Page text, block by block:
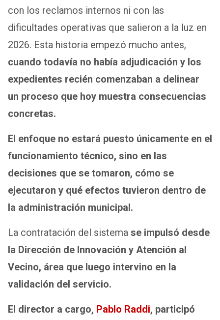
con los reclamos internos ni con las
dificultades operativas que salieron a la luz en
2026. Esta historia empezó mucho antes,
cuando todavía no había adjudicación y los
expedientes recién comenzaban a delinear
un proceso que hoy muestra consecuencias
concretas.
El enfoque no estará puesto únicamente en el
funcionamiento técnico, sino en las
decisiones que se tomaron, cómo se
ejecutaron y qué efectos tuvieron dentro de
la administración municipal.
La contratación del sistema se impulsó desde
la Dirección de Innovación y Atención al
Vecino, área que luego intervino en la
validación del servicio.
El director a cargo, Pablo Raddi, participó